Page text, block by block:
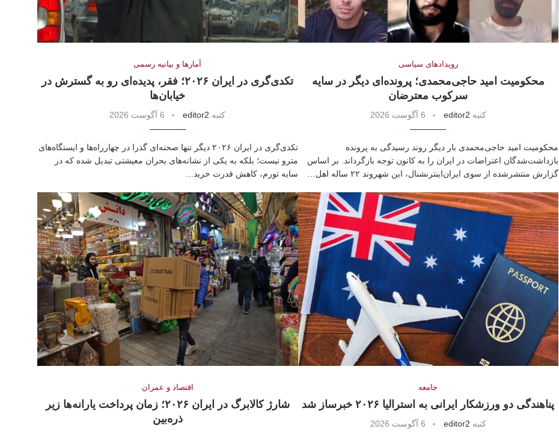
رویدادهای سیاسی
محکومیت امید حاجی‌محمدی؛ پرونده‌ای دیگر در سایه
سرکوب معترضان
كتبه editor2 6 آگوست 2026
محکومیت امید حاجی‌محمدی بار دیگر روند رسیدگی به پرونده
بازداشت‌شدگان اعتراضات در ایران را به کانون توجه بازگرداند. بر اساس
گزارش منتشرشده از سوی ایران‌اینترنشنال، این شهروند ۲۲ ساله اهل…
آمارها و بيانيه رسمى
تکدی‌گری در ایران ۲۰۲۶؛ فقر، پدیده‌ای رو به گسترش در
خیابان‌ها
كتبه editor2 6 آگوست 2026
تکدی‌گری در ایران ۲۰۲۶ دیگر تنها صحنه‌ای گذرا در چهارراه‌ها و ایستگاه‌های
مترو نیست؛ بلکه به یکی از نشانه‌های بحران معیشتی تبدیل شده که در
سایه تورم، کاهش قدرت خرید…
جامعه
پناهندگی دو ورزشکار ایرانی به استرالیا ۲۰۲۶ خبرساز شد
كتبه editor2 6 آگوست 2026
اقتصاد و عمران
شارژ کالابرگ در ایران ۲۰۲۶؛ زمان پرداخت یارانه‌ها زیر
ذره‌بین